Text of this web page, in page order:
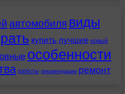
автомобиля виды
купить лучшие новый
особенности
работы рекомендации ремонт